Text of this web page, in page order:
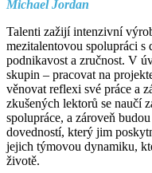
Michael Jordan
Talenti zažijí intenzivní
mezitalentovou spolupráci
podnikavost a zručnost. V
skupin – pracovat na
věnovat reflexi své práce a
zkušených lektorů se naučí
spolupráce, a zároveň
dovedností, který jim
jejich týmovou dynamiku,
životě.